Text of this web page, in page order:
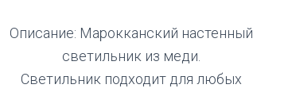
Описание: Марокканский настенный
светильник из меди.
Светильник подходит для любых